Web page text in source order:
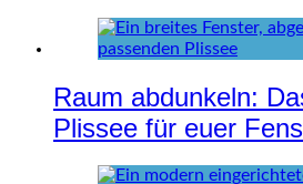
Raum abdunkeln:
Plissee für euer